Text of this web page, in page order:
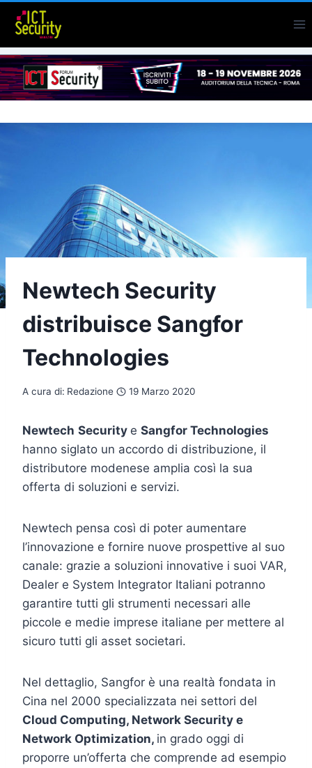
Salta
contenuto
Newtech Security
distribuisce Sangfor
Technologies
A cura di: Redazione 19 Marzo 2020
Newtech Security e Sangfor Technologies
hanno siglato un accordo di distribuzione, il
distributore modenese amplia così la sua
offerta di soluzioni e servizi.
Newtech pensa così di poter aumentare
l’innovazione e fornire nuove prospettive al suo
canale: grazie a soluzioni innovative i suoi VAR,
Dealer e System Integrator Italiani potranno
garantire tutti gli strumenti necessari alle
piccole e medie imprese italiane per mettere al
sicuro tutti gli asset societari.
Nel dettaglio, Sangfor è una realtà fondata in
Cina nel 2000 specializzata nei settori del
Cloud Computing, Network Security e
Network Optimization, in grado oggi di
proporre un’offerta che comprende ad esempio